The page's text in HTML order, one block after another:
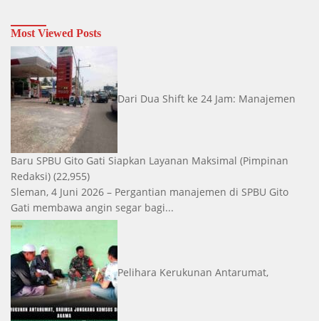
Most Viewed Posts
Dari Dua Shift ke 24 Jam: Manajemen
Baru SPBU Gito Gati Siapkan Layanan Maksimal (Pimpinan
Redaksi) (22,955)
Sleman, 4 Juni 2026 – Pergantian manajemen di SPBU Gito
Gati membawa angin segar bagi...
Pelihara Kerukunan Antarumat,